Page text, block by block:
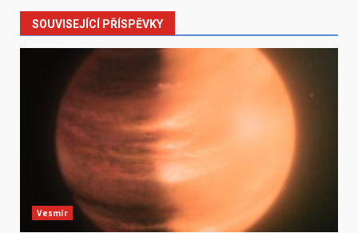
SOUVISEJÍCÍ PŘÍSPĚVKY
Vesmír